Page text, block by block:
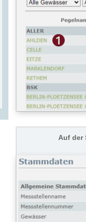
Auf der